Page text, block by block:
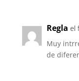
Regla el
Muy
de